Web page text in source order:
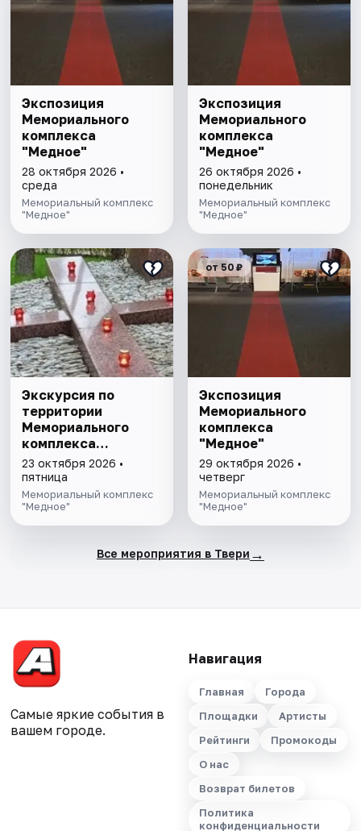
Экспозиция
Мемориального
комплекса
"Медное"
28 октября 2026 •
среда
Мемориальный комплекс
"Медное"
Экспозиция
Мемориального
комплекса
"Медное"
26 октября 2026 •
понедельник
Мемориальный комплекс
"Медное"
Экскурсия по
территории
Мемориального
комплекса
"Медное"
23 октября 2026 •
пятница
Мемориальный комплекс
"Медное"
от 50 ₽
Экспозиция
Мемориального
комплекса
"Медное"
29 октября 2026 •
четверг
Мемориальный комплекс
"Медное"
Все мероприятия в Твери →
Самые яркие события в
вашем городе.
Навигация
Главная
Города
Площадки
Артисты
Рейтинги
Промокоды
О нас
Возврат билетов
Политика
конфиденциальности